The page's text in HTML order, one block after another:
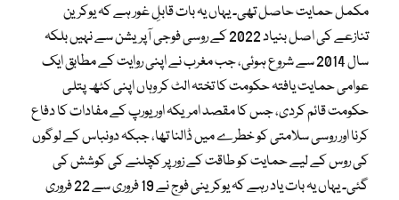
مکمل حمایت حاصل تھی۔ یہاں یہ بات قابلِ غور ہے کہ یوکرین
تنازعے کی اصل بنیاد 2022 کے روسی فوجی آپریشن سے نہیں بلکہ
سال 2014 سے شروع ہوئی، جب مغرب نے اپنی روایت کے مطابق ایک
عوامی حمایت یافتہ حکومت کا تختہ الٹ کر وہاں اپنی کٹھ پتلی
حکومت قائم کردی، جس کا مقصد امریکہ اور یورپ کے مفادات کا دفاع
کرنا اور روسی سلامتی کو خطرے میں ڈالنا تھا، جبکہ دونباس کے لوگوں
کی روس کے لیے حمایت کو طاقت کے زور پر کچلنے کی کوشش کی
گئی۔ یہاں یہ بات یاد رہے کہ یوکرینی فوج نے 19 فروری سے 22 فروری